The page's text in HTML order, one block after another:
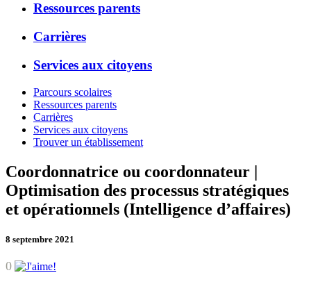
Ressources parents
Carrières
Services aux citoyens
Parcours scolaires
Ressources parents
Carrières
Services aux citoyens
Trouver un établissement
Coordonnatrice ou coordonnateur |
Optimisation des processus stratégiques
et opérationnels (Intelligence d’affaires)
8 septembre 2021
0